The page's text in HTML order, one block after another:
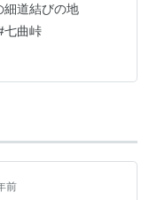
せん間欠性跛行
プ、湯呑を探し
的なものは別と
自分用に数千円台
灯屋というカフ…
細道結びの地
七曲峠
前